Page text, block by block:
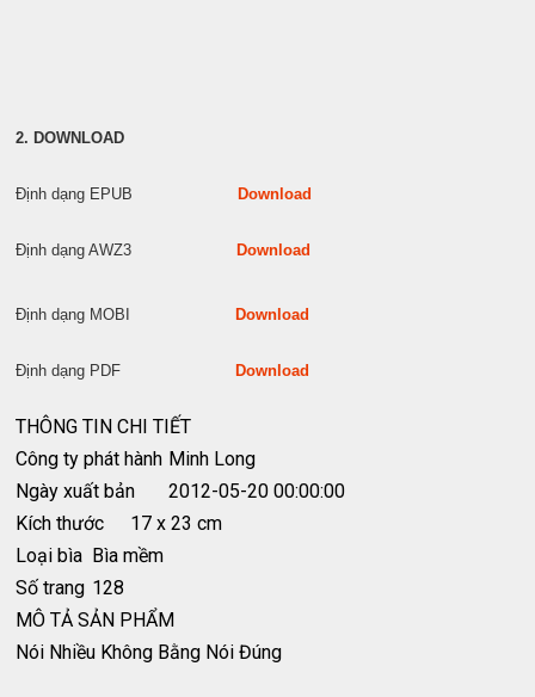
2. DOWNLOAD
Định dạng EPUB Download
Định dạng AWZ3 Download
Định dạng MOBI Download
Định dạng PDF Download
THÔNG TIN CHI TIẾT
Công ty phát hành Minh Long
Ngày xuất bản
2012-05-20 00:00:00
Kích thước
17 x 23 cm
Loại bìa Bìa mềm
Số trang 128
MÔ TẢ SẢN PHẨM
Nói Nhiều Không Bằng Nói Đúng